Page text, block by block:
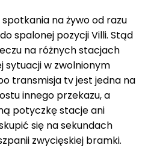
na żywo od razu
spalonej pozycji Villi. Stąd
na różnych stacjach
sytuacji w zwolnionym
transmisja tv jest jedna na
innego przekazu, a
potyczkę stacje ani
się na sekundach
zwycięskiej bramki.